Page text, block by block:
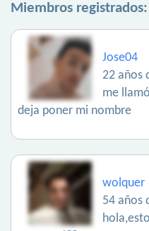
Miembros registrados:
Jose04
22 años
me
deja poner mi nombre
wolquer
54 años